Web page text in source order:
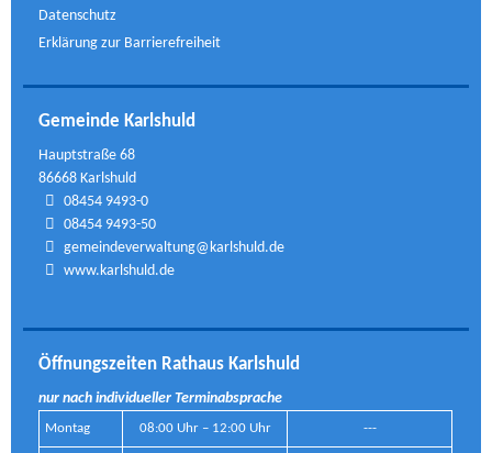
Datenschutz
Erklärung zur Barrierefreiheit
Gemeinde Karlshuld
Hauptstraße 68
86668 Karlshuld
08454 9493-0
08454 9493-50
gemeindeverwaltung@karlshuld.de
www.karlshuld.de
Öffnungszeiten Rathaus Karlshuld
nur nach individueller Terminabsprache
Montag 08:00 Uhr – 12:00 Uhr ---